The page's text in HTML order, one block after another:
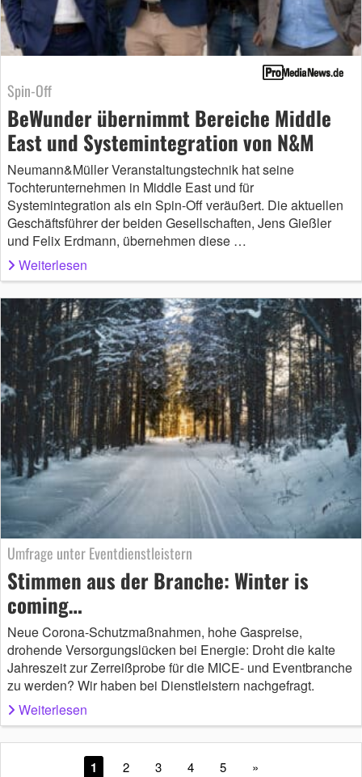
Spin-Off
BeWunder übernimmt Bereiche Middle
East und Systemintegration von N&M
Neumann&Müller Veranstaltungstechnik hat seine
Tochterunternehmen in Middle East und für
Systemintegration als ein Spin-Off veräußert. Die aktuellen
Geschäftsführer der beiden Gesellschaften, Jens Gießler
und Felix Erdmann, übernehmen diese …
Weiterlesen
Umfrage unter Eventdienstleistern
Stimmen aus der Branche: Winter is
coming…
Neue Corona-Schutzmaßnahmen, hohe Gaspreise,
drohende Versorgungslücken bei Energie: Droht die kalte
Jahreszeit zur Zerreißprobe für die MICE- und Eventbranche
zu werden? Wir haben bei Dienstleistern nachgefragt.
Weiterlesen
1 2 3 4 5 »